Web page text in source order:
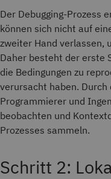
Der Debugging-Prozess
können sich nicht auf
zweiter Hand verlassen,
Daher besteht der erste
die Bedingungen zu
verursacht haben. Durch
Programmierer und
beobachten und
Prozesses sammeln.
Schritt 2: